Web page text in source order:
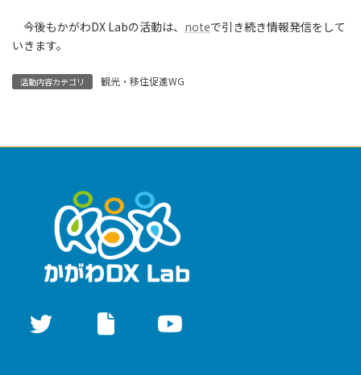
今後もかがわDX Labの活動は、 noteで引き続き情報発信をして
いきます。
活動内容カテゴリ 観光・移住促進WG